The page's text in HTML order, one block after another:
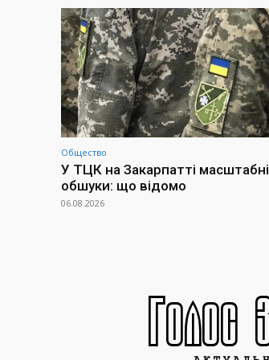
Общество
У ТЦК на Закарпатті масштабні
обшуки: що відомо
06.08.2026